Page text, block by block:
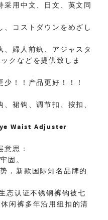
用中文、日文、英文同
コストダウンをめざし
婦人前釻、アジャスタ
クなどを提供致しま
！！产品更好！！！
钩、调节扣、按扣、
Waist Adjuster
思：
固。
，新款国际知名品牌的
态认证不锈钢裤钩被七
闲裤多年沿用纽扣的清